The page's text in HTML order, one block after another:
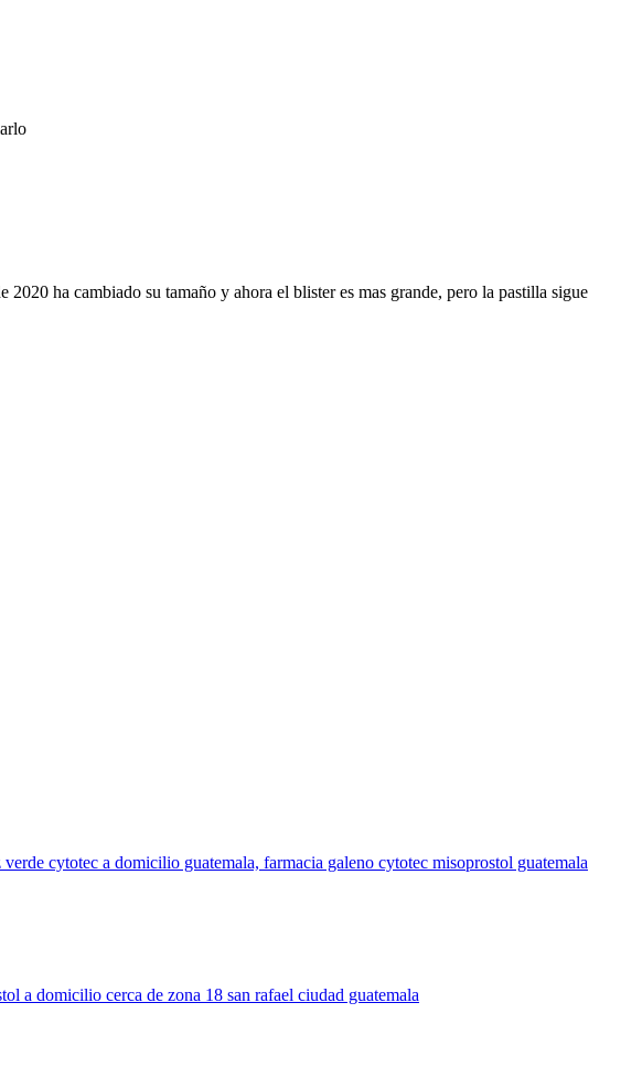
ha cambiado su tamaño y ahora el blister es mas grande, pero la pastilla sigue